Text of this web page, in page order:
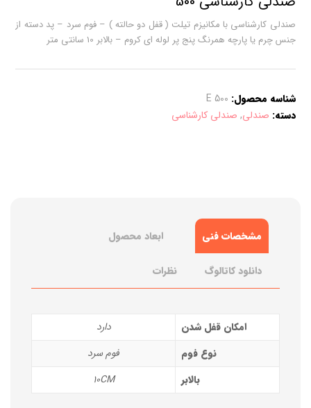
صندلی کارشناسی با مکانیزم تیلت ( قفل دو حالته ) – فوم سرد – پد دسته از
جنس چرم یا پارچه همرنگ پنج پر لوله ای کروم – بالابر 10 سانتی متر
شناسه محصول: 500 E
دسته: صندلی, صندلی کارشناسی
مشخصات فنی ابعاد محصول
دانلود کاتالوگ نظرات
امکان قفل شدن
دارد
نوع فوم
فوم سرد
بالابر
10CM